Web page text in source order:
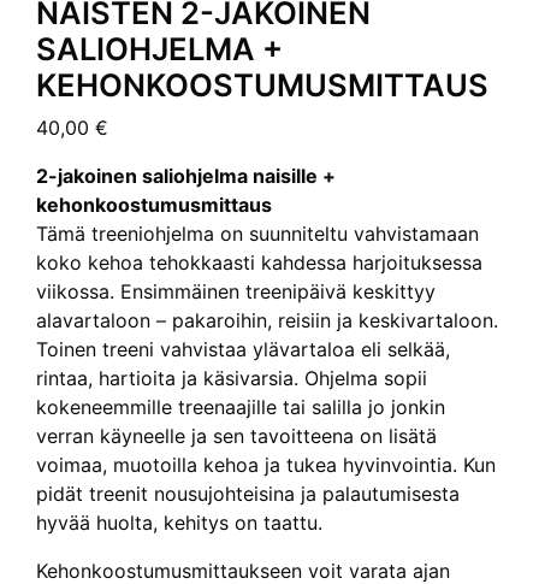
NAISTEN 2-JAKOINEN
SALIOHJELMA +
KEHONKOOSTUMUSMITTAUS
40,00 €
2-jakoinen saliohjelma naisille +
kehonkoostumusmittaus
Tämä treeniohjelma on suunniteltu vahvistamaan
koko kehoa tehokkaasti kahdessa harjoituksessa
viikossa. Ensimmäinen treenipäivä keskittyy
alavartaloon – pakaroihin, reisiin ja keskivartaloon.
Toinen treeni vahvistaa ylävartaloa eli selkää,
rintaa, hartioita ja käsivarsia. Ohjelma sopii
kokeneemmille treenaajille tai salilla jo jonkin
verran käyneelle ja sen tavoitteena on lisätä
voimaa, muotoilla kehoa ja tukea hyvinvointia. Kun
pidät treenit nousujohteisina ja palautumisesta
hyvää huolta, kehitys on taattu.
Kehonkoostumusmittaukseen voit varata ajan